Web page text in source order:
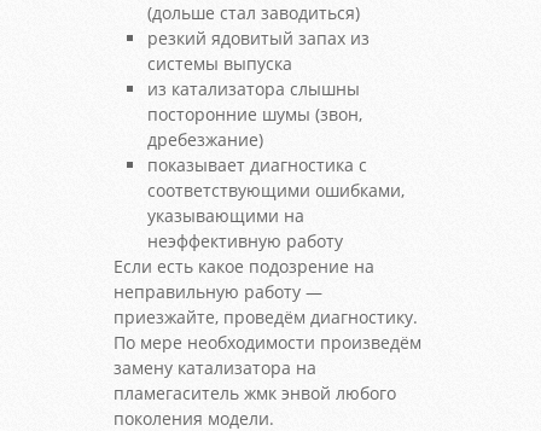
(дольше стал заводиться)
резкий ядовитый запах из
системы выпуска
из катализатора слышны
посторонние шумы (звон,
дребезжание)
показывает диагностика с
соответствующими ошибками,
указывающими на
неэффективную работу
Если есть какое подозрение на
неправильную работу —
приезжайте, проведём диагностику.
По мере необходимости произведём
замену катализатора на
пламегаситель жмк энвой любого
поколения модели.